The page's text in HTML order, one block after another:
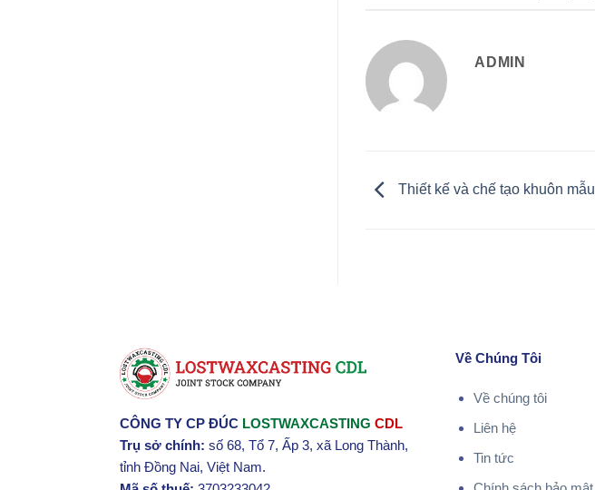
ADMIN
Thiết kế và chế tạo khuôn mẫu
CÔNG TY CP ĐÚC LOSTWAXCASTING CDL
Trụ sở chính: số 68, Tổ 7, Ấp 3, xã Long Thành,
tỉnh Đồng Nai, Việt Nam.
Về Chúng Tôi
Về chúng tôi
Liên hệ
Tin tức